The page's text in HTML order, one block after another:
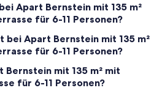
Apart Bernstein mit 135 m²
für 6-11 Personen?
bei Apart Bernstein mit 135 m²
für 6-11 Personen?
mit 135 m² mit
für 6-11 Personen?